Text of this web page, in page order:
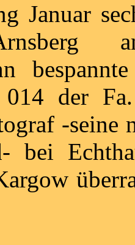
Januar
der
-seine
bei